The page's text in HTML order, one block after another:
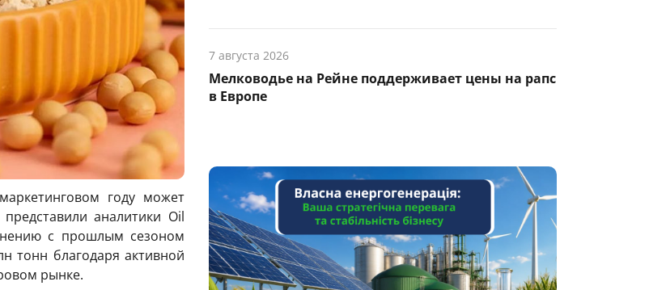
году может
аналитики Oil
с прошлым сезоном
тонн благодаря активной
рынке.
7 августа 2026
Мелководье на Рейне поддерживает цены на рапс
в Европе